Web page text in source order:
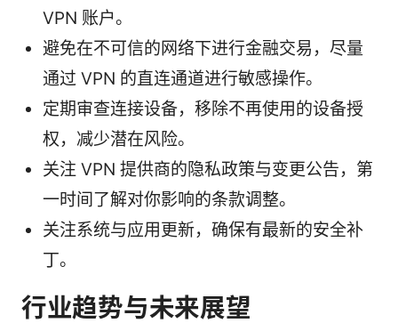
VPN 账户。
避免在不可信的网络下进行金融交易，尽量
通过 VPN 的直连通道进行敏感操作。
定期审查连接设备，移除不再使用的设备授
权，减少潜在风险。
关注 VPN 提供商的隐私政策与变更公告，第
一时间了解对你影响的条款调整。
关注系统与应用更新，确保有最新的安全补
丁。
行业趋势与未来展望